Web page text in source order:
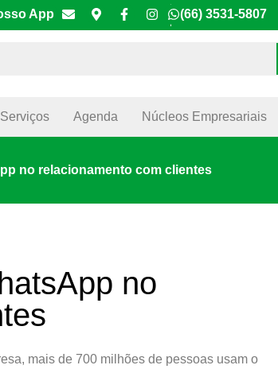
App (66) 3531-5807
Serviços Agenda Núcleos Empresariais
no relacionamento com clientes
no
mais de 700 milhões de pessoas usam o